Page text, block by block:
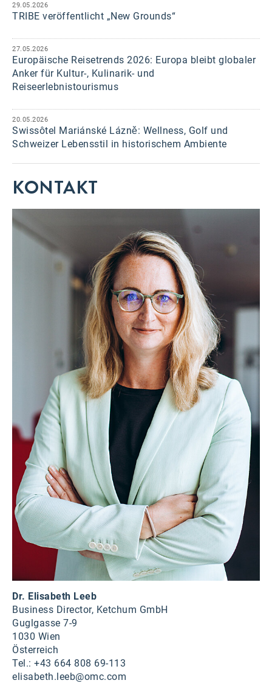
29.05.2026
TRIBE veröffentlicht „New Grounds“
27.05.2026
Europäische Reisetrends 2026: Europa bleibt globaler
Anker für Kultur-, Kulinarik- und
Reiseerlebnistourismus
20.05.2026
Swissôtel Mariánské Lázně: Wellness, Golf und
Schweizer Lebensstil in historischem Ambiente
KONTAKT
Dr. Elisabeth Leeb
Business Director, Ketchum GmbH
Guglgasse 7-9
1030 Wien
Österreich
Tel.: +43 664 808 69-113
elisabeth.leeb@omc.com